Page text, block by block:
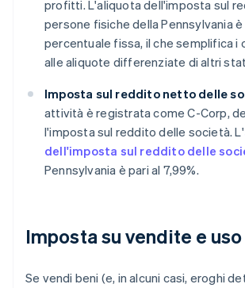
profitti. L'aliquota dell'imposta sul
persone fisiche della Pennsylvania è
percentuale fissa, il che semplifica i
alle aliquote differenziate di altri
Imposta sul reddito netto delle
attività è registrata come C-Corp,
l'imposta sul reddito delle società. L'
dell'imposta sul reddito delle
Pennsylvania è pari al 7,99%.
Imposta su vendite e uso
Se vendi beni (e, in alcuni casi, eroghi